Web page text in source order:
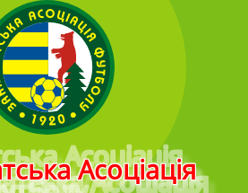
Асоціація